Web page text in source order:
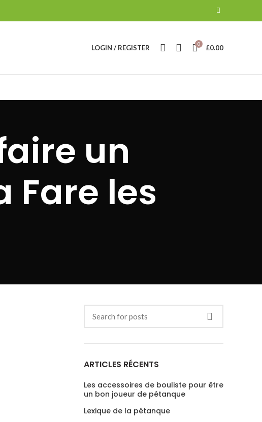
LOGIN / REGISTER 0 £0.00
un
Fare les
ARTICLES RÉCENTS
Les accessoires de bouliste pour être
un bon joueur de pétanque
Lexique de la pétanque